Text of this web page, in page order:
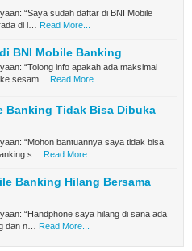
“Saya sudah daftar di BNI Mobile
di l…
Read More...
BNI Mobile Banking
“Tolong info apakah ada maksimal
sesam…
Read More...
Banking Tidak Bisa Dibuka
“Mohon bantuannya saya tidak bisa
s…
Read More...
Banking Hilang Bersama
“Handphone saya hilang di sana ada
dan n…
Read More...